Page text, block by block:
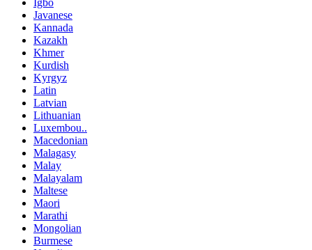
Javanese
Kannada
Kazakh
Khmer
Kurdish
Kyrgyz
Latin
Latvian
Lithuanian
Luxembou..
Macedonian
Malagasy
Malay
Malayalam
Maltese
Maori
Marathi
Mongolian
Burmese